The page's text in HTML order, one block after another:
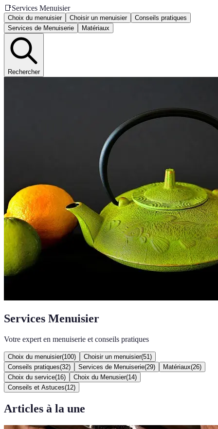
📑Services Menuisier
Choix du menuisier Choisir un menuisier
Conseils pratiques
Services de Menuiserie
Matériaux
Rechercher
Services Menuisier
Votre expert en menuiserie et conseils pratiques
Choix du menuisier(100) Choisir un menuisier(51 )
Conseils pratiques(32) Services de Menuiserie(29) Matériaux(26)
Choix du service(16) Choix du Menusier(14)
Conseils et Astuces(12)
Articles à la une